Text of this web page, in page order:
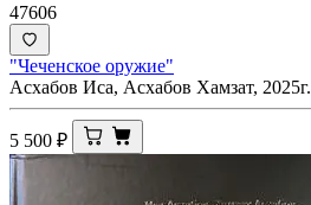
47606
"Чеченское оружие"
Асхабов Иса, Асхабов Хамзат, 2025г.
5 500 ₽